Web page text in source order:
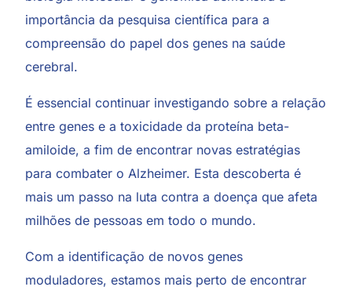
importância da pesquisa científica para a
compreensão do papel dos genes na saúde
cerebral.
É essencial continuar investigando sobre a relação
entre genes e a toxicidade da proteína beta-
amiloide, a fim de encontrar novas estratégias
para combater o Alzheimer. Esta descoberta é
mais um passo na luta contra a doença que afeta
milhões de pessoas em todo o mundo.
Com a identificação de novos genes
moduladores, estamos mais perto de encontrar